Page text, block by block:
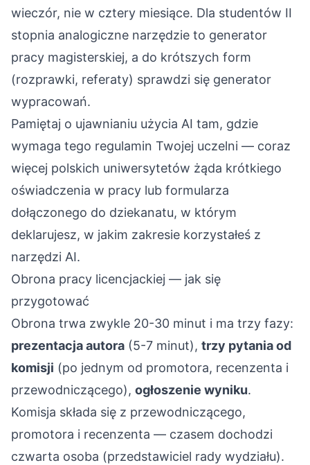
wieczór, nie w cztery miesiące. Dla studentów II
stopnia analogiczne narzędzie to generator
pracy magisterskiej, a do krótszych form
(rozprawki, referaty) sprawdzi się generator
wypracowań.
Pamiętaj o ujawnianiu użycia AI tam, gdzie
wymaga tego regulamin Twojej uczelni — coraz
więcej polskich uniwersytetów żąda krótkiego
oświadczenia w pracy lub formularza
dołączonego do dziekanatu, w którym
deklarujesz, w jakim zakresie korzystałeś z
narzędzi AI.
Obrona pracy licencjackiej — jak się
przygotować
Obrona trwa zwykle 20-30 minut i ma trzy fazy:
prezentacja autora (5-7 minut), trzy pytania od
komisji (po jednym od promotora, recenzenta i
przewodniczącego), ogłoszenie wyniku.
Komisja składa się z przewodniczącego,
promotora i recenzenta — czasem dochodzi
czwarta osoba (przedstawiciel rady wydziału).